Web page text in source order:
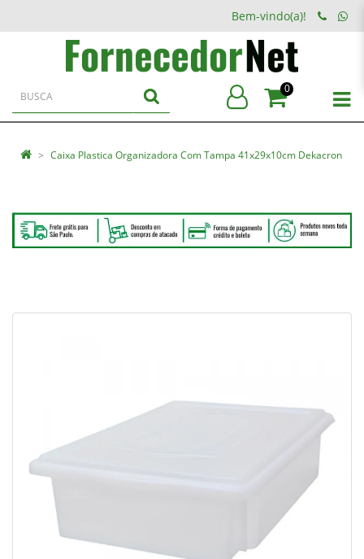
Bem-vindo(a)!
0
Caixa Plastica Organizadora Com Tampa 41x29x10cm Dekacron